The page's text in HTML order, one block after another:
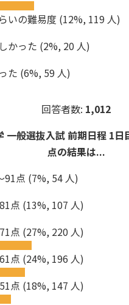
いの難易度 (12%, 119 人)
かった (2%, 20 人)
た (6%, 59 人)
回答者数: 1,012
一般選抜入試 前期日程 1
点の結果は...
91点 (7%, 54 人)
点 (13%, 107 人)
点 (27%, 220 人)
点 (24%, 196 人)
点 (18%, 147 人)